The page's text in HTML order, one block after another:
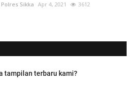
Sikka Apr 4, 2021 3612
tampilan terbaru kami?